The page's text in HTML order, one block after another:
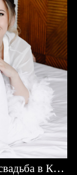
Юлия и Никита — нежная свадьба в Караганде